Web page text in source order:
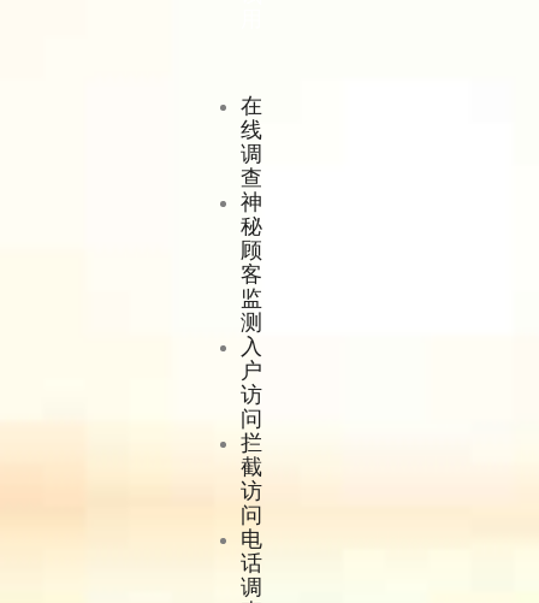
在
线
调
查
神
秘
顾
客
监
测
入
户
访
问
拦
截
访
问
电
话
调